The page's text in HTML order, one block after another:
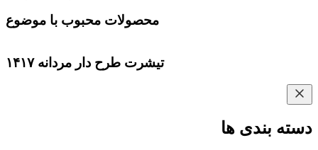
محصولات محبوب با موضوع
تیشرت طرح دار مردانه ۱۴۱۷
دسته بندی ها